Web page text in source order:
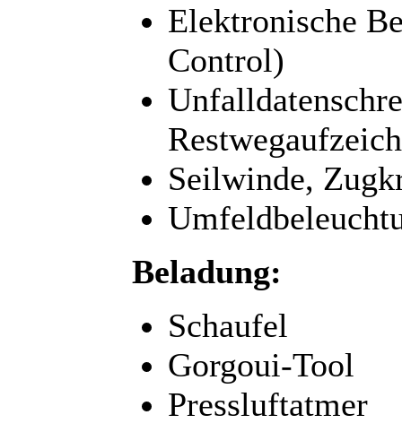
Elektronische
Control)
Seilwinde,
Beladung:
Schaufel
Gorgoui-Tool
Pressluftatmer